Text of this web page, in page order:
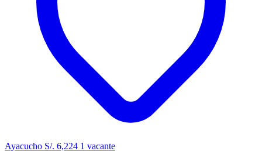
Ayacucho S/. 6,224 1 vacante